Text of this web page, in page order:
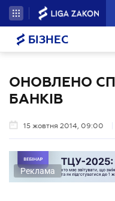
БІЗНЕС
ОНОВЛЕНО
БАНКІВ
15 жовтня 2014, 09:00
Реклама